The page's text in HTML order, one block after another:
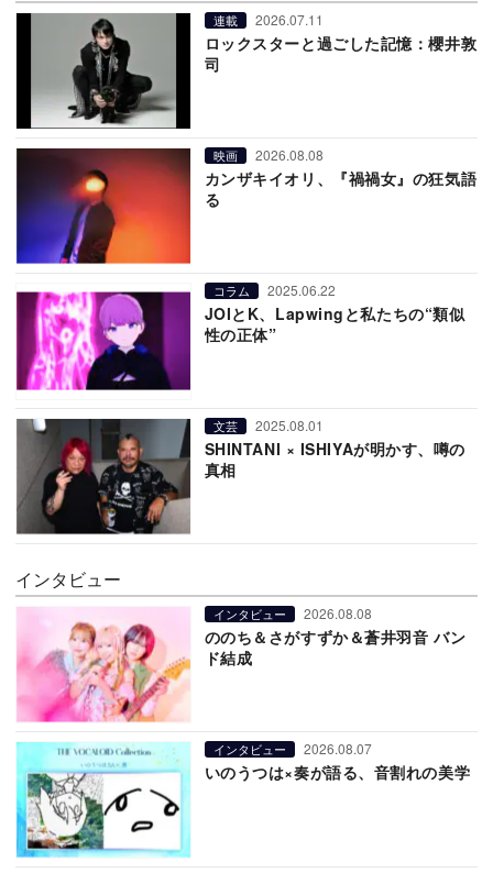
連載 2026.07.11
ロックスターと過ごした記憶：櫻井敦
司
映画 2026.08.08
カンザキイオリ、『禍禍女』の狂気語
る
コラム 2025.06.22
JOIとK、Lapwingと私たちの“類似
性の正体”
文芸 2025.08.01
SHINTANI × ISHIYAが明かす、噂の
真相
インタビュー
インタビュー 2026.08.08
ののち＆さがすずか＆蒼井羽音 バン
ド結成
インタビュー 2026.08.07
いのうつは×奏が語る、音割れの美学